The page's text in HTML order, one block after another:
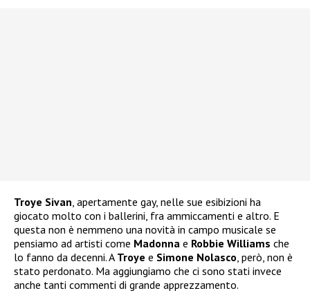
Troye Sivan, apertamente gay, nelle sue esibizioni ha
giocato molto con i ballerini, fra ammiccamenti e altro. E
questa non è nemmeno una novità in campo musicale se
pensiamo ad artisti come Madonna e Robbie Williams che
lo fanno da decenni. A Troye e Simone Nolasco, però, non è
stato perdonato. Ma aggiungiamo che ci sono stati invece
anche tanti commenti di grande apprezzamento.